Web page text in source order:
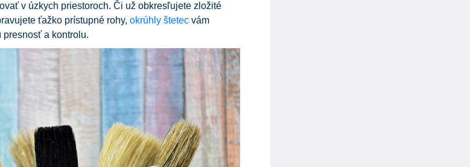
v úzkych priestoroch. Či už obkresľujete zložité
ťažko prístupné rohy, okrúhly štetec vám
presnosť a kontrolu.